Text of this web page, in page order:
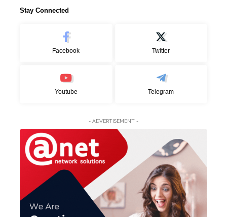
Stay Connected
Facebook Twitter
Youtube Telegram
- ADVERTISEMENT -